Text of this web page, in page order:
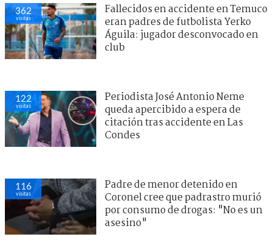
362
visitas
Fallecidos en accidente en Temuco
eran padres de futbolista Yerko
Águila: jugador desconvocado en
club
122
visitas
Periodista José Antonio Neme
queda apercibido a espera de
citación tras accidente en Las
Condes
116
visitas
Padre de menor detenido en
Coronel cree que padrastro murió
por consumo de drogas: "No es un
asesino"